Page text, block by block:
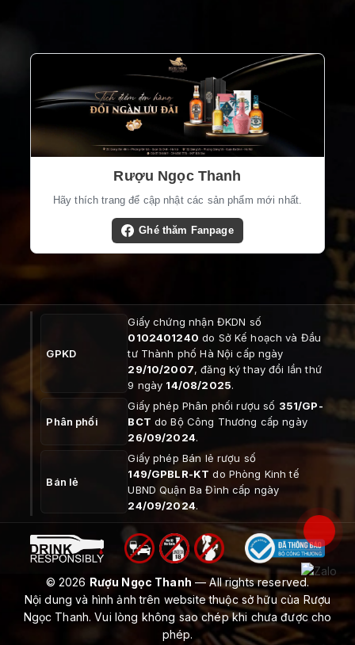
Rượu Ngọc Thanh
Hãy thích trang để cập nhật các sản phẩm mới nhất.
Ghé thăm Fanpage
GPKD
Giấy chứng nhận ĐKDN số
0102401240 do Sở Kế hoạch và Đầu
tư Thành phố Hà Nội cấp ngày
29/10/2007, đăng ký thay đổi lần thứ
9 ngày 14/08/2025.
Phân phối
Giấy phép Phân phối rượu số 351/GP-
BCT do Bộ Công Thương cấp ngày
26/09/2024.
Bán lẻ
Giấy phép Bán lẻ rượu số
149/GPBLR-KT do Phòng Kinh tế
UBND Quận Ba Đình cấp ngày
24/09/2024.
© 2026 Rượu Ngọc Thanh — All rights reserved.
Nội dung và hình ảnh trên website thuộc sở hữu của Rượu
Ngọc Thanh. Vui lòng không sao chép khi chưa được cho
phép.